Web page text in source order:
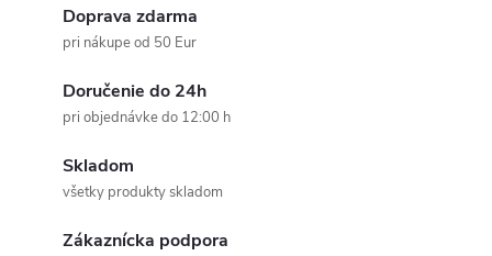
Doprava zdarma
pri nákupe od 50 Eur
Doručenie do 24h
pri objednávke do 12:00 h
Skladom
všetky produkty skladom
Zákaznícka podpora